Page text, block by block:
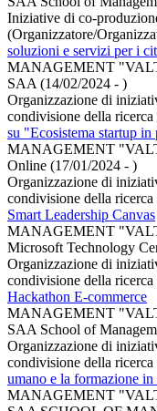
Iniziative di co-
(Organizzatore/
soluzioni e servizi per i
MANAGEMENT
SAA (14/02/2024 - )
Organizzazione di
condivisione della
su "Ecosistema startup in
MANAGEMENT
Online (17/01/2024 - )
Organizzazione di
condivisione della ricerca
Smart Leadership Canvas
MANAGEMENT
Microsoft Technology
Organizzazione di
condivisione della
Hackathon E-commerce
MANAGEMENT
SAA School of
Organizzazione di
condivisione della
umano e la formazione in
MANAGEMENT